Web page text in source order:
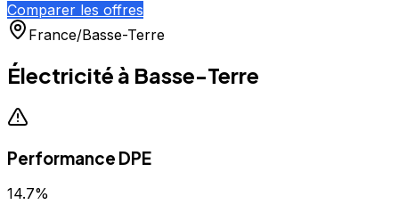
Comparer les offres
France/Basse-Terre
Électricité à Basse-Terre
Performance DPE
14.7%